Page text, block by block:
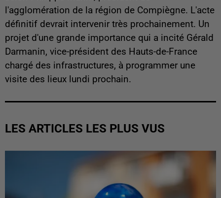
l'agglomération de la région de Compiègne. L'acte
définitif devrait intervenir très prochainement. Un
projet d'une grande importance qui a incité Gérald
Darmanin, vice-président des Hauts-de-France
chargé des infrastructures, à programmer une
visite des lieux lundi prochain.
LES ARTICLES LES PLUS VUS